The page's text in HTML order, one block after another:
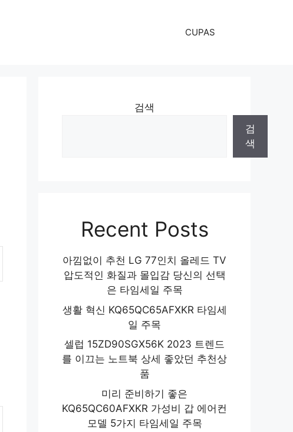
CUPAS
검색
검
색
Recent Posts
아낌없이 추천 LG 77인치 올레드 TV
압도적인 화질과 몰입감 당신의 선택
은 타임세일 주목
생활 혁신 KQ65QC65AFXKR 타임세
일 주목
셀럽 15ZD90SGX56K 2023 트렌드
를 이끄는 노트북 상세 좋았던 추천상
품
미리 준비하기 좋은
KQ65QC60AFXKR 가성비 갑 에어컨
모델 5가지 타임세일 주목